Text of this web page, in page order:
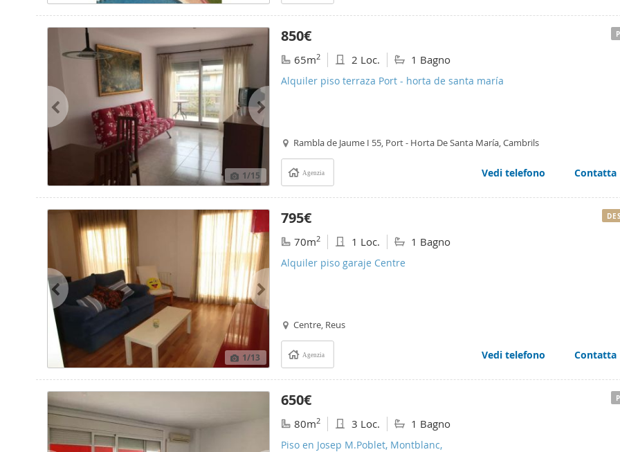
1/15
850€
65m2 2 Loc. 1 Bagno
Alquiler piso terraza Port - horta de santa maría
Rambla de Jaume I 55, Port - Horta De Santa María, Cambrils
Agenzia Vedi telefono Contatta
1/13
795€
70m2 1 Loc. 1 Bagno
Alquiler piso garaje Centre
Centre, Reus
Agenzia Vedi telefono Contatta
650€
80m2 3 Loc. 1 Bagno
Piso en Josep M.Poblet, Montblanc,